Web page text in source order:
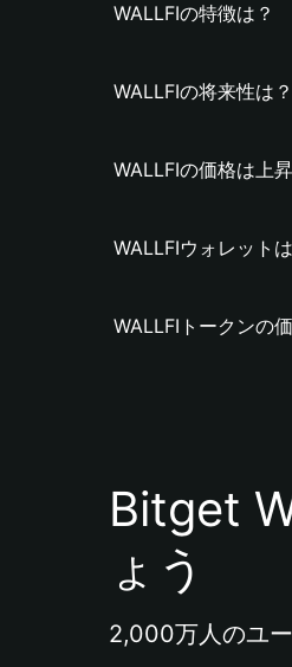
WALLFIの特徴は？
WALLFIの将来性は？
WALLFIの価格は上
WALLFIウォレット
WALLFIトークンの
Bitget
ょう
2,000万人のユ